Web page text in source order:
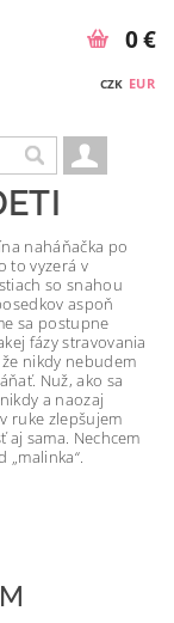
CZK EUR
0 €
naháňačka po
to vyzerá v
so snahou
aspoň
sa postupne
fázy stravovania
nikdy nebudem
Nuž, ako sa
a naozaj
ruke zlepšujem
sama. Nechcem